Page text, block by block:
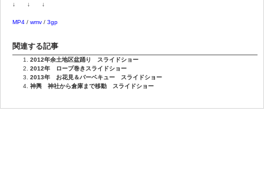
↓ ↓ ↓
MP4 / wmv / 3gp
関連する記事
2012年余土地区盆踊り スライドショー
2012年 ロープ巻きスライドショー
2013年 お花見＆バーベキュー スライドショー
神輿 神社から倉庫まで移動 スライドショー